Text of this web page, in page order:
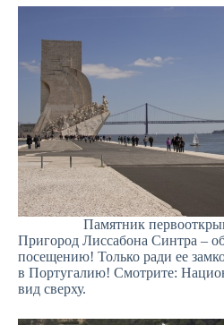
Памятник
Пригород Лиссабона Синтра –
посещению! Только ради ее
в Португалию! Смотрите:
вид сверху.